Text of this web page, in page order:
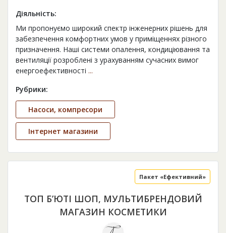
Діяльність:
Ми пропонуємо широкий спектр інженерних рішень для
забезпечення комфортних умов у приміщеннях різного
призначення. Наші системи опалення, кондиціювання та
вентиляції розроблені з урахуванням сучасних вимог
енергоефективності ...
Рубрики:
Насоси, компресори
Інтернет магазини
ТОП Б’ЮТІ ШОП, МУЛЬТИБРЕНДОВИЙ
МАГАЗИН КОСМЕТИКИ
Пакет «Ефективний»